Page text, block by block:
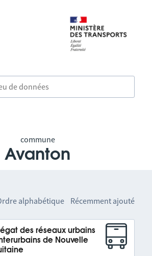
commune
Avanton
alphabétique Récemment ajouté
des réseaux urbains
de Nouvelle